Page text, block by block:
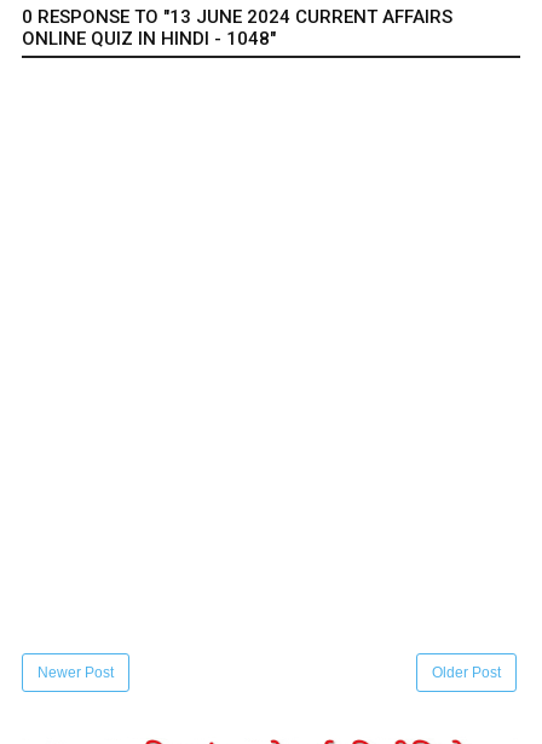
0 RESPONSE TO "13 JUNE 2024 CURRENT AFFAIRS
ONLINE QUIZ IN HINDI - 1048"
Newer Post Older Post